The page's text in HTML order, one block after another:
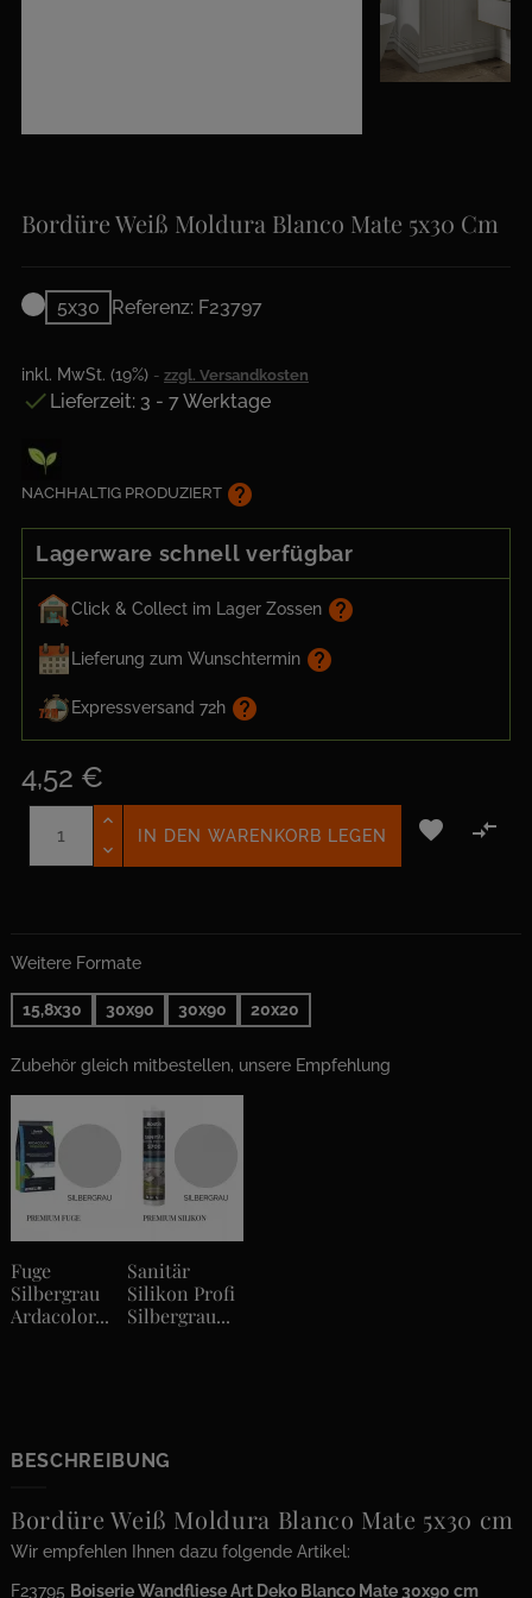
Bordüre Weiß Moldura Blanco Mate 5x30 Cm
5x30 Referenz: F23797
inkl. MwSt. (19%) zzgl. Versandkosten
 Lieferzeit: 3 - 7 Werktage
NACHHALTIG PRODUZIERT help
Lagerware schnell verfügbar
Click & Collect im Lager Zossen help
Lieferung zum Wunschtermin help
Expressversand 72h help
4,52 €
IN DEN WARENKORB LEGEN  
Weitere Formate
15,8x30 30x90 30x90 20x20
Zubehör gleich mitbestellen, unsere Empfehlung
Fuge
Silbergrau
Ardacolor...
Sanitär
Silikon Profi
Silbergrau...
BESCHREIBUNG
Bordüre Weiß Moldura Blanco Mate 5x30 cm
Wir empfehlen Ihnen dazu folgende Artikel:
F23795 Boiserie Wandfliese Art Deko Blanco Mate 30x90 cm